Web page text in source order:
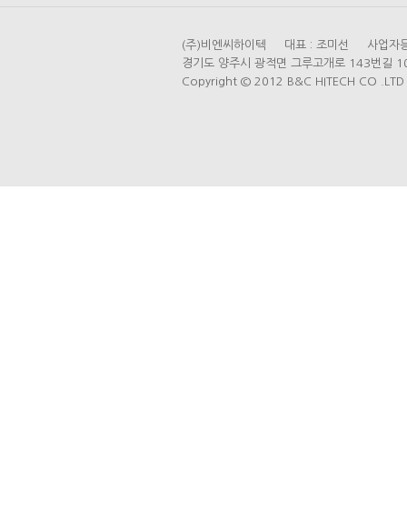
(주)비엔씨하이텍 대표 : 조미선 사업자
경기도 양주시 광적면 그루고개로 143
Copyright © 2012 B&C HITECH CO